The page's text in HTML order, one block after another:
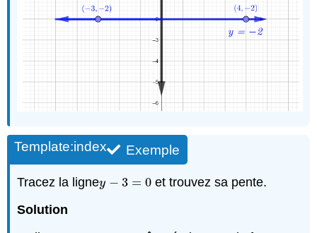
Exemple
Template:index
Tracez la ligney − 3 = 0
y −3 = 0
et trouvez sa pente.
Solution